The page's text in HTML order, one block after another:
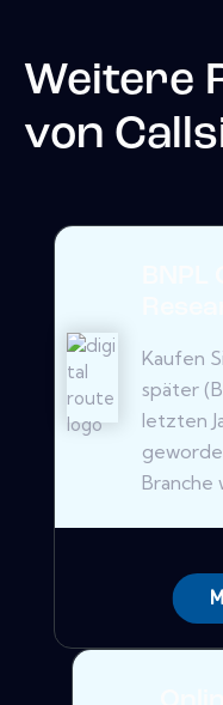
Weitere
von
Kaufen
später
letzten
Branche